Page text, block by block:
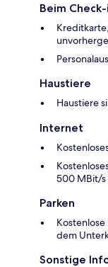
Beim
Haustiere
Haustiere
Internet
500 MBit/s
Parken
dem
Sonstige